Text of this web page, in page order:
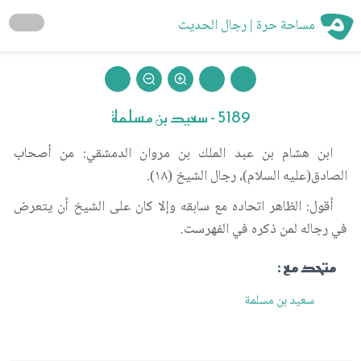
مساحة حرة | رجال الحديث
5189 - سعيد بن مسلمة
ابن هشام بن عبد الملك بن مروان الدمشقي: من أصحاب
الصادق(عليه السلام)، رجال الشيخ (١٨).
أقول: الظاهر اتحاده مع سابقه وإلا كان على الشيخ أن يتعرض
في رجاله لمن ذكره في الفهرست.
متحد مع :
سعيد بن مسلمة